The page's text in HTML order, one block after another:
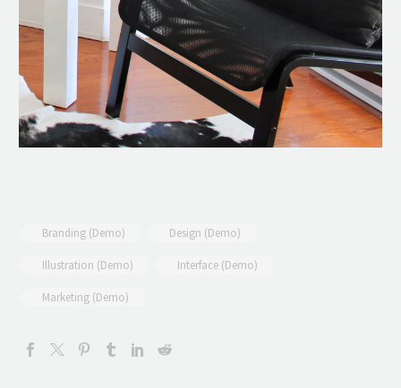
Branding (Demo) Design (Demo)
Illustration (Demo) Interface (Demo)
Marketing (Demo)